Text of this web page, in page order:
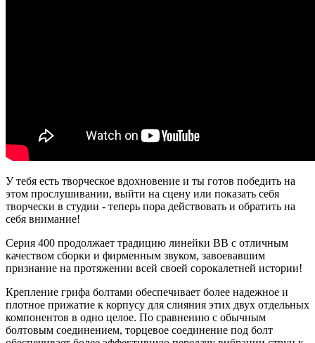
У тебя есть творческое вдохновение и ты готов победить на
этом прослушивании, выйти на сцену или показать себя
творчески в студии - теперь пора действовать и обратить на
себя внимание!
Серия 400 продолжает традицию линейки BB с отличным
качеством сборки и фирменным звуком, завоевавшим
признание на протяжении всей своей сорокалетней истории!
Крепление грифа болтами обеспечивает более надежное и
плотное прижатие к корпусу для слияния этих двух отдельных
компонентов в одно целое. По сравнению с обычным
болтовым соединением, торцевое соединение под болт